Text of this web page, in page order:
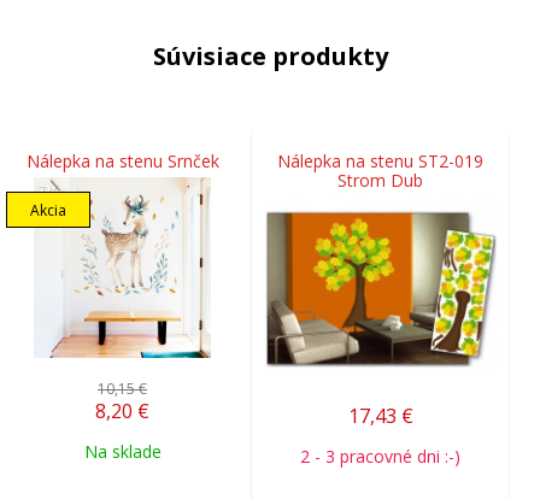
Súvisiace produkty
Nálepka na stenu Srnček
Akcia
10,15 €
8,20 €
Na sklade
Nálepka na stenu ST2-019
Strom Dub
17,43 €
2 - 3 pracovné dni :-)